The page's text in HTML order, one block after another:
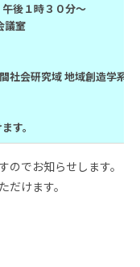
後１時３０分～
室
会研究域 地域創造学系 准
す。
でお知らせします。
けます。